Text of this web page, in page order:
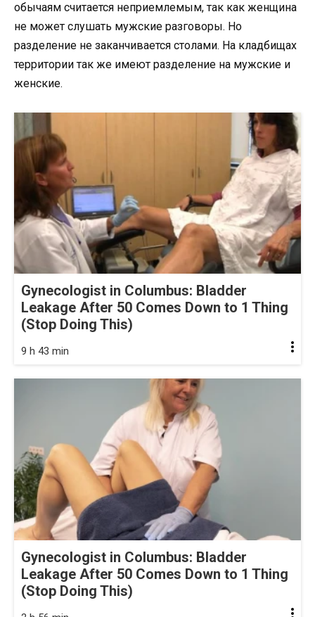
обычаям считается неприемлемым, так как женщина
не может слушать мужские разговоры. Но
разделение не заканчивается столами. На кладбищах
территории так же имеют разделение на мужские и
женские.
Gynecologist in Columbus: Bladder
Leakage After 50 Comes Down to 1 Thing
(Stop Doing This)
9 h 43 min
Gynecologist in Columbus: Bladder
Leakage After 50 Comes Down to 1 Thing
(Stop Doing This)